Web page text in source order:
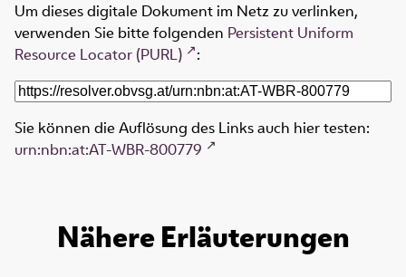
Um dieses digitale Dokument im Netz zu verlinken,
verwenden Sie bitte folgenden Persistent Uniform
Resource Locator (PURL)
:
Sie können die Auflösung des Links auch hier testen:
urn:nbn:at:AT-WBR-800779
Nähere Erläuterungen